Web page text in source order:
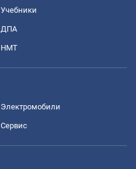
Учебники
ДПА
НМТ
Электромобили
Сервис